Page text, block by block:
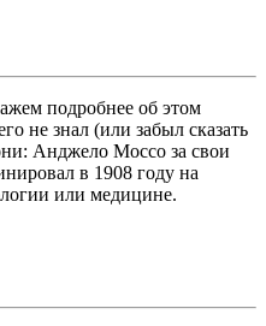
подробнее об этом
не знал (или забыл сказать
Анджело Моссо за свои
в 1908 году на
или медицине.